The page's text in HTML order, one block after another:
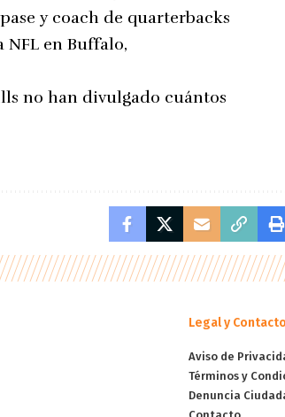
y coach de quarterbacks
NFL en Buffalo,
no han divulgado cuántos
Legal y Contacto
Aviso de
Términos y
Denuncia